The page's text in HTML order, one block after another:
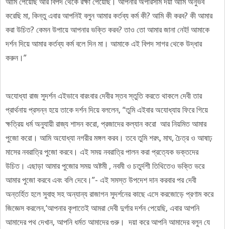
করেছি মা, কিন্তু এবার আপনিই বলুন আমার কর্তব্য কর্ম কী? আমি কী করব? কী আমার
করা উচিত? কেমন উপায়ে আপনার ভক্তি করব? তাও তো আমার জানা নেই! আমাকে
দর্শন দিয়ে আমার কর্তব্য কর্ম বলে দিন মা। আমাকে এই বিপদ সাগর থেকে উদ্ধার
করুন।”
অযোধ্যা রাজ সুদর্শন এইভাবে বারংবার দেবীর স্তব স্তুতি করতে থাকলে দেবী তার
প্রার্থনায় প্রসন্ন হয়ে তাকে দর্শন দিয়ে বললেন, “তুমি এইবার অযোধ্যায় ফিরে গিয়ে
ক্ষত্রিয় ধর্ম অনুযায়ী রাজ্য শাসন করো, প্রজাদের কল্যান করো আর নিয়মিত আমার
পুজো করো। আমি অযোধ্যা নগরীর মঙ্গল করব। তবে তুমি শরৎ, মাঘ, চৈত্র ও আষাঢ়
মাসের নবরাত্রি পুজো করবে। এই সময় নবরাত্রি পালন করা প্রত্যেক ভক্তদের
উচিত। এছাড়া আমার পুজোর সময় অষ্টমী , নবমী ও চতুর্দশী তিথিতেও ভক্তি ভরে
আমার পুজো করবে এবং বলি দেবে।”- এই সমস্ত উপদেশ দান করবার পর দেবী
অন্তর্হিত হলে সুবাহু সহ অন্যান্য রাজাগন সুদর্শনের কাছে এসে করজোড়ে প্রণাম করে
জিজ্ঞেস করলেন,‘আপনার কৃপাতেই আমরা দেবী দুর্গার দর্শন পেয়েছি, এবার আপনি
আমাদের পথ দেখান, আপনি ধর্মত আমাদের গুরু। দয়া করে আপনি আমাদের বলুন যে